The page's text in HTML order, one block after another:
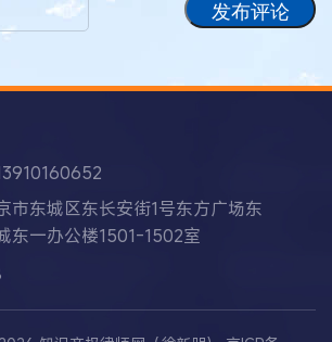
发布评论
市东城区东长安街1号东方广场东
东一办公楼1501-1502室